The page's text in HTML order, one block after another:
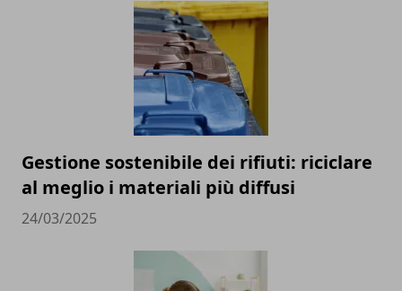
Gestione sostenibile dei rifiuti: riciclare
al meglio i materiali più diffusi
24/03/2025